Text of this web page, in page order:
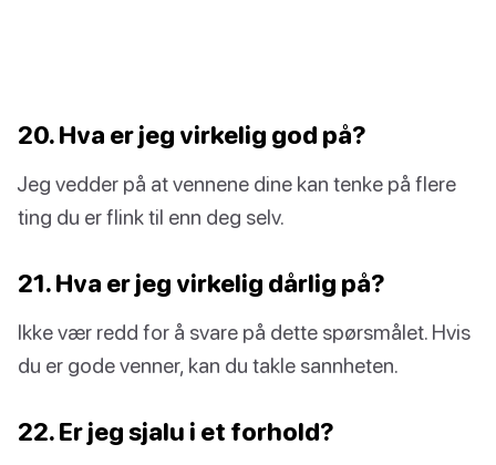
20. Hva er jeg virkelig god på?
Jeg vedder på at vennene dine kan tenke på flere
ting du er flink til enn deg selv.
21. Hva er jeg virkelig dårlig på?
Ikke vær redd for å svare på dette spørsmålet. Hvis
du er gode venner, kan du takle sannheten.
22. Er jeg sjalu i et forhold?